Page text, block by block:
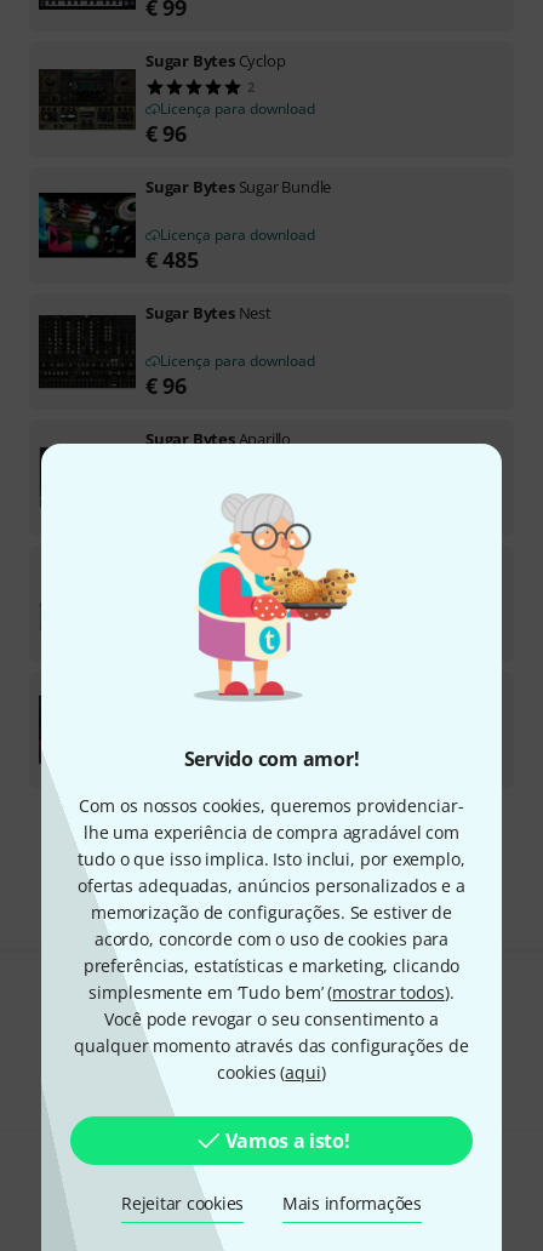
Servido com amor!
Com os nossos cookies, queremos providenciar-
lhe uma experiência de compra agradável com
tudo o que isso implica. Isto inclui, por exemplo,
ofertas adequadas, anúncios personalizados e a
memorização de configurações. Se estiver de
acordo, concorde com o uso de cookies para
preferências, estatísticas e marketing, clicando
simplesmente em ‘Tudo bem’ (mostrar todos).
Você pode revogar o seu consentimento a
qualquer momento através das configurações de
cookies (aqui)
Vamos a isto!
Rejeitar cookies Mais informações
€99
Sugar Bytes Cyclop
2
Licença para download
€96
Sugar Bytes Sugar Bundle
Licença para download
€485
Sugar Bytes Nest
Licença para download
€96
Sugar BytesAparillo
Sugar BytesEgoist
Licença para download
Sugar BytesTransfigure
126
Frete grátis a partir de € 199
Todos os preços incl. IVA
Gosta do que vê?
Partilhar Ajuda e feedback